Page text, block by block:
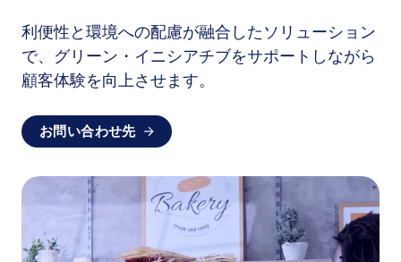
利便性と環境への配慮が融合したソリューション
で、グリーン・イニシアチブをサポートしながら
顧客体験を向上させます。
お問い合わせ先